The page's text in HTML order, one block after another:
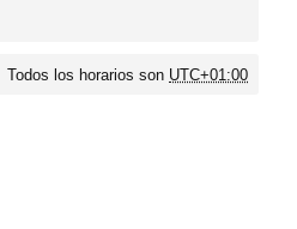
Todos los horarios son UTC+01:00